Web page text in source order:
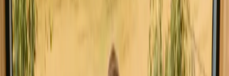
gjester
6 900 NOK